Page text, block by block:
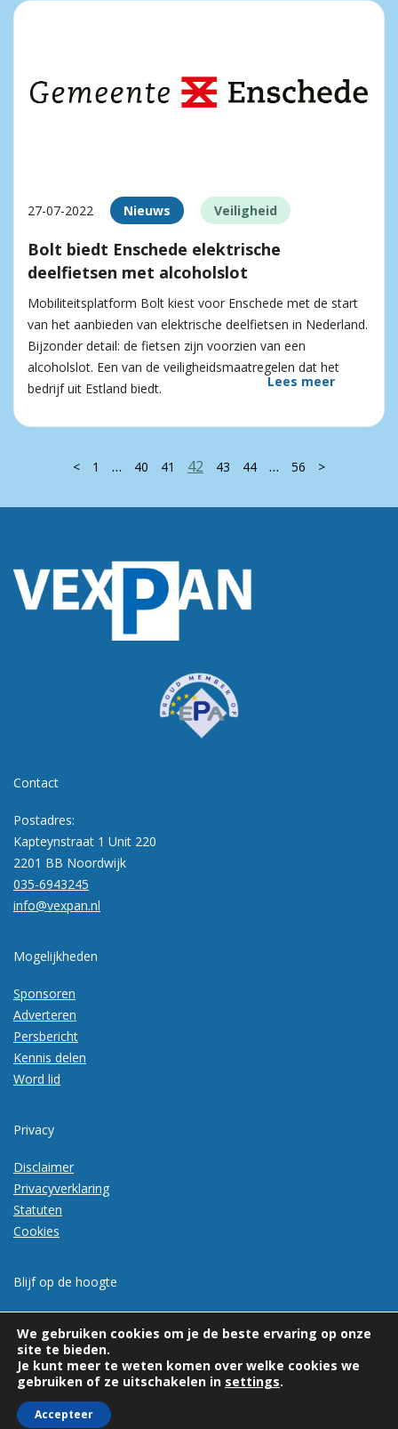
27-07-2022 Nieuws Veiligheid
Bolt biedt Enschede elektrische
deelfietsen met alcoholslot
Mobiliteitsplatform Bolt kiest voor Enschede met de start
van het aanbieden van elektrische deelfietsen in Nederland.
Bijzonder detail: de fietsen zijn voorzien van een
alcoholslot. Een van de veiligheidsmaatregelen dat het
bedrijf uit Estland biedt.
Lees meer
< 1 … 40 41 42 43 44 … 56 >
Contact
Postadres:
Kapteynstraat 1 Unit 220
2201 BB Noordwijk
035-6943245
info@vexpan.nl
Mogelijkheden
Sponsoren
Adverteren
Persbericht
Kennis delen
Word lid
Privacy
Disclaimer
Privacyverklaring
Statuten
Cookies
Blijf op de hoogte
We gebruiken cookies om je de beste ervaring op onze
site te bieden.
Je kunt meer te weten komen over welke cookies we
gebruiken of ze uitschakelen in settings.
Accepteer